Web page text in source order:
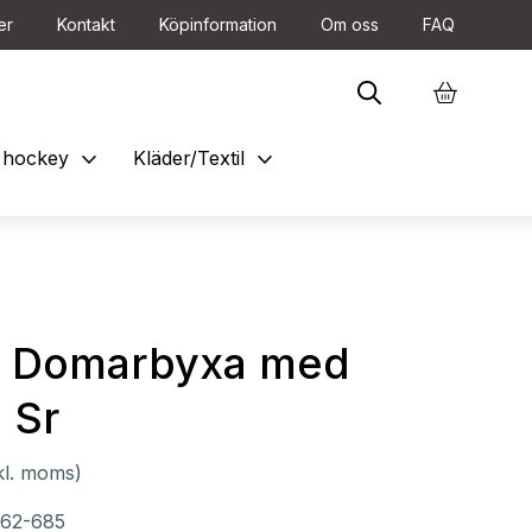
Kontakt Köpinformation Om oss FAQ
expand_more Kläder/Textil expand_more
Domarbyxa med
Sr
moms)
685